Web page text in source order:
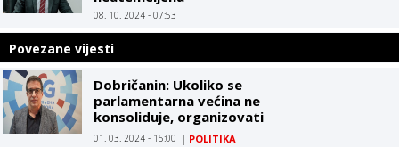
08. 10. 2024 - 07:53
Povezane vijesti
Dobričanin: Ukoliko se
parlamentarna većina ne
konsoliduje, organizovati
vanredne izbore
01. 03. 2024 - 15:00 | POLITIKA